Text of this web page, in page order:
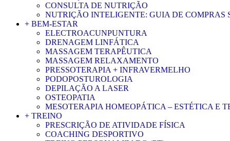
CONSULTA DE NUTRIÇÃO
NUTRIÇÃO INTELIGENTE: GUIA DE COMPRAS
+ BEM-ESTAR
ELECTROACUNPUNTURA
DRENAGEM LINFÁTICA
MASSAGEM TERAPÊUTICA
MASSAGEM RELAXAMENTO
PRESSOTERAPIA + INFRAVERMELHO
PODOPOSTUROLOGIA
DEPILAÇÃO A LASER
OSTEOPATIA
MESOTERAPIA HOMEOPÁTICA – ESTÉTICA E
+ TREINO
PRESCRIÇÃO DE ATIVIDADE FÍSICA
COACHING DESPORTIVO